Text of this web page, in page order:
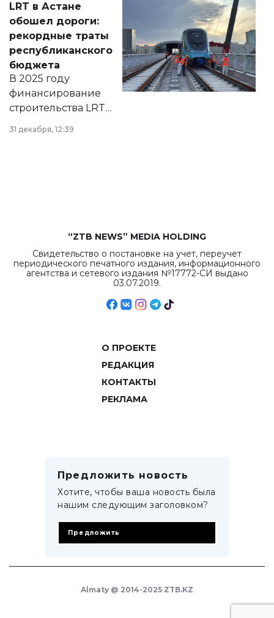
документ
появился в базе
нормативных
правовых актов и
на сайте маслихат
города.
LRT в Астане
обошел дороги:
рекордные траты
республиканского
бюджета
В 2025 году
финансирование
строительства LRT
в Астане из
республиканского
31 декабря, 12:39
“ZTB NEWS” MEDIA HOLDING
Свидетельство о постановке на учет, переучет
периодического печатного издания, информационного
агентства и сетевого издания №17772-СИ выдано
03.07.2019.
О ПРОЕКТЕ
РЕДАКЦИЯ
КОНТАКТЫ
РЕКЛАМА
Предложить новость
Хотите, чтобы ваша новость была
нашим следующим заголовком?
Предложить
Almaty @ 2014-2025 ZTB.KZ